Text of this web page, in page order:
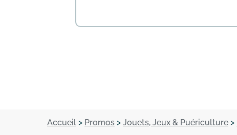
Accueil > Promos > Jouets, Jeux & Puériculture >